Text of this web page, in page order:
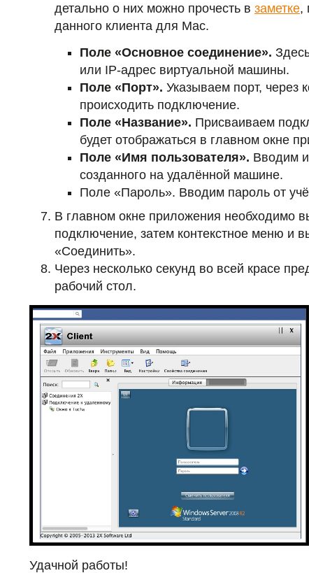
детально о них можно прочесть в заметке,
данного клиента для Mac.
Поле «Основное соединение».
или IP-адрес виртуальной машины.
Поле «Порт». Указываем порт, через
происходить подключение.
Поле «Название». Присваиваем
будет отображаться в главном окне
Поле «Имя пользователя». Вводим
созданного на удалённой машине.
Поле «Пароль». Вводим пароль от
В главном окне приложения необходимо
подключение, затем контекстное меню и
«Соединить».
Через несколько секунд во всей красе
рабочий стол.
Удачной работы!